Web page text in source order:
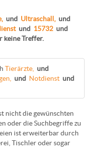
und Ultraschall, und
und 15732 und
keine Treffer.
Tierärzte, und
und Notdienst und
nicht die gewünschten
oder die Suchbegriffe zu
ist erweiterbar durch
Tischleroder sogar